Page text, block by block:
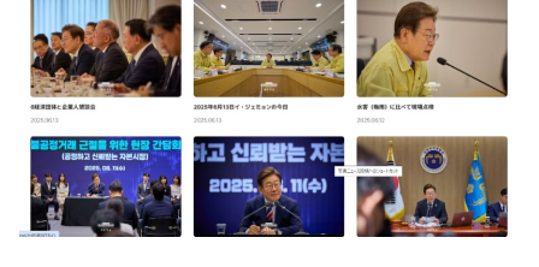
する差別。許してはおかぬ
『Money1』
韓国ボンクラ政策室長･金容範、株価暴落に
他人事のような発言。
『Money1』
韓国半導体『SKハイニックス』2026年2Qの
業績「史上最高益」当期純利益は前年同期比13.4倍に。
『Money1』
韓国･加徳島新国際空港「またも暗礁」の危
機 ⇒ 10.7兆では損が出るからできない。